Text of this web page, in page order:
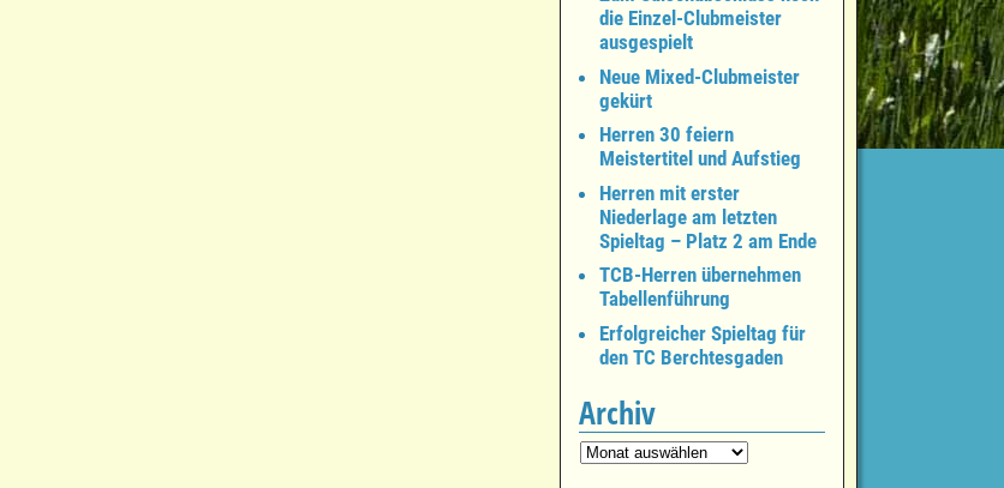
die Einzel-Clubmeister
ausgespielt
Neue Mixed-Clubmeister
gekürt
Herren 30 feiern
Meistertitel und Aufstieg
Herren mit erster
Niederlage am letzten
Spieltag – Platz 2 am Ende
TCB-Herren übernehmen
Tabellenführung
Erfolgreicher Spieltag für
den TC Berchtesgaden
Archiv